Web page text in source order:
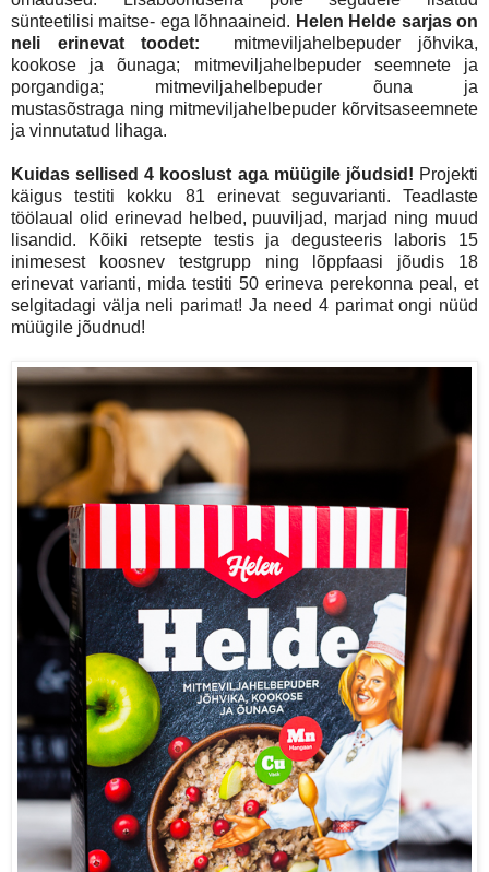
sünteetilisi maitse- ega lõhnaaineid. Helen Helde sarjas on
neli erinevat toodet: mitmeviljahelbepuder jõhvika,
kookose ja õunaga; mitmeviljahelbepuder seemnete ja
porgandiga; mitmeviljahelbepuder õuna ja
mustasõstraga ning mitmeviljahelbepuder kõrvitsaseemnete
ja vinnutatud lihaga.
Kuidas sellised 4 kooslust aga müügile jõudsid! Projekti
käigus testiti kokku 81 erinevat seguvarianti. Teadlaste
töölaual olid erinevad helbed, puuviljad, marjad ning muud
lisandid. Kõiki retsepte testis ja degusteeris laboris 15
inimesest koosnev testgrupp ning lõppfaasi jõudis 18
erinevat varianti, mida testiti 50 erineva perekonna peal, et
selgitadagi välja neli parimat! Ja need 4 parimat ongi nüüd
müügile jõudnud!